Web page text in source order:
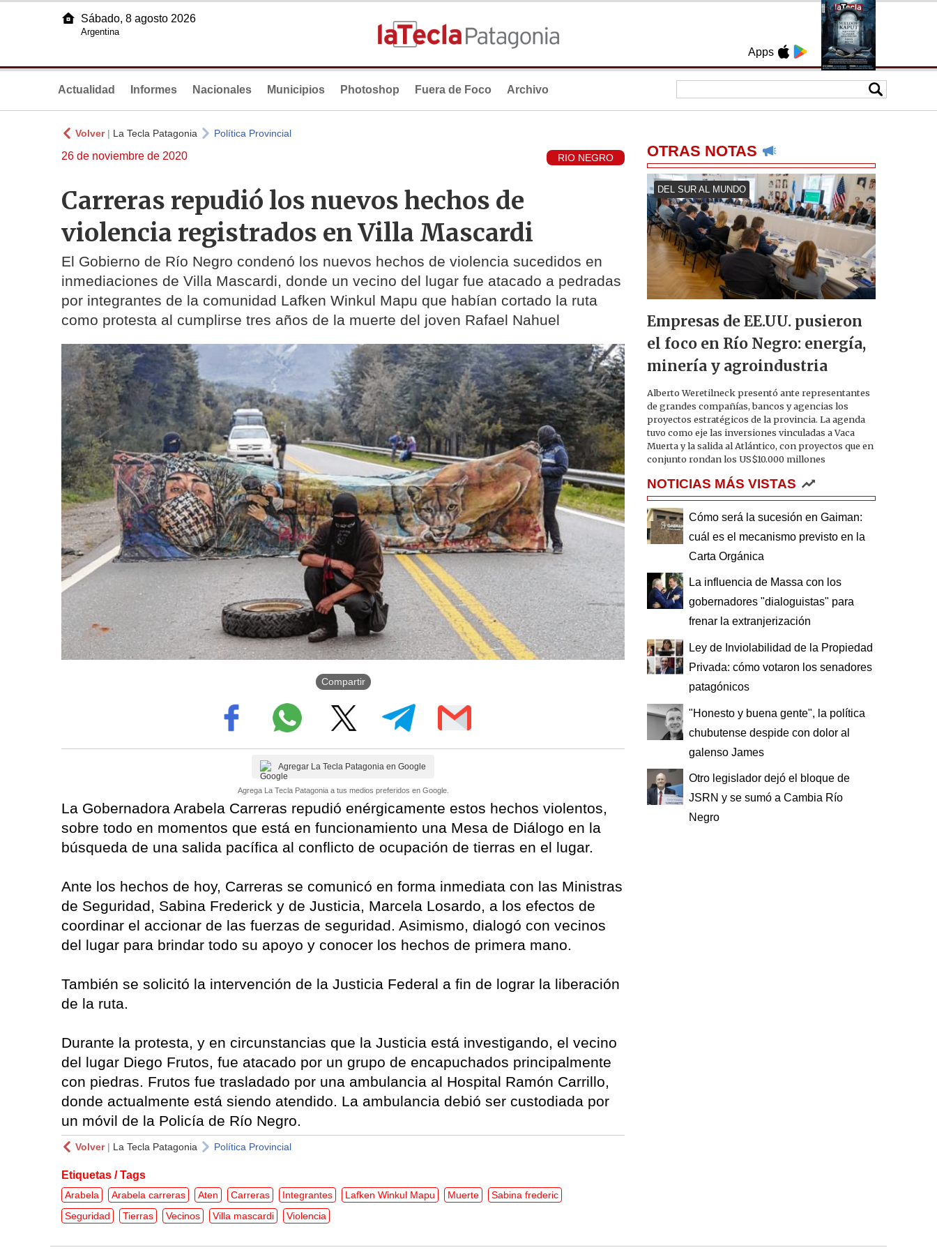
Apps
Sábado, 8 agosto 2026
Argentina
Actualidad Informes Nacionales Municipios Photoshop Fuera de Foco Archivo
Volver| La Tecla Patagonia Política Provincial
26 de noviembre de 2020 RIO NEGRO
Carreras repudió los nuevos hechos de
violencia registrados en Villa Mascardi
El Gobierno de Río Negro condenó los nuevos hechos de violencia sucedidos en
inmediaciones de Villa Mascardi, donde un vecino del lugar fue atacado a pedradas
por integrantes de la comunidad Lafken Winkul Mapu que habían cortado la ruta
como protesta al cumplirse tres años de la muerte del joven Rafael Nahuel
Compartir
Agregar La Tecla Patagonia en Google
Agrega La Tecla Patagonia a tus medios preferidos en Google.
La Gobernadora Arabela Carreras repudió enérgicamente estos hechos violentos,
sobre todo en momentos que está en funcionamiento una Mesa de Diálogo en la
búsqueda de una salida pacífica al conflicto de ocupación de tierras en el lugar.
Ante los hechos de hoy, Carreras se comunicó en forma inmediata con las Ministras
de Seguridad, Sabina Frederick y de Justicia, Marcela Losardo, a los efectos de
coordinar el accionar de las fuerzas de seguridad. Asimismo, dialogó con vecinos
del lugar para brindar todo su apoyo y conocer los hechos de primera mano.
También se solicitó la intervención de la Justicia Federal a fin de lograr la liberación
de la ruta.
Durante la protesta, y en circunstancias que la Justicia está investigando, el vecino
del lugar Diego Frutos, fue atacado por un grupo de encapuchados principalmente
con piedras. Frutos fue trasladado por una ambulancia al Hospital Ramón Carrillo,
donde actualmente está siendo atendido. La ambulancia debió ser custodiada por
un móvil de la Policía de Río Negro.
Volver| La Tecla Patagonia Política Provincial
Etiquetas / Tags
Arabela Arabela carreras Aten Carreras Integrantes Lafken Winkul Mapu Muerte
Sabina frederic
Seguridad
Tierras Vecinos Villa mascardi Violencia
OTRAS NOTAS
DEL SUR AL MUNDO
Empresas de EE.UU. pusieron
el foco en Río Negro: energía,
minería y agroindustria
Alberto Weretilneck presentó ante representantes
de grandes compañías, bancos y agencias los
proyectos estratégicos de la provincia. La agenda
tuvo como eje las inversiones vinculadas a Vaca
Muerta y la salida al Atlántico, con proyectos que en
conjunto rondan los US$10.000 millones
NOTICIAS MÁS VISTAS
Cómo será la sucesión en Gaiman:
cuál es el mecanismo previsto en la
Carta Orgánica
La influencia de Massa con los
gobernadores "dialoguistas" para
frenar la extranjerización
Ley de Inviolabilidad de la Propiedad
Privada: cómo votaron los senadores
patagónicos
"Honesto y buena gente", la política
chubutense despide con dolor al
galenso James
Otro legislador dejó el bloque de
JSRN y se sumó a Cambia Río
Negro